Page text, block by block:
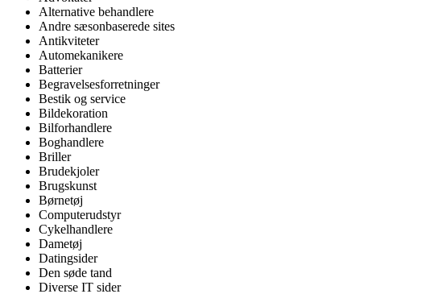
Alternative behandlere
Andre sæsonbaserede sites
Antikviteter
Automekanikere
Batterier
Begravelsesforretninger
Bestik og service
Bildekoration
Bilforhandlere
Boghandlere
Briller
Brudekjoler
Brugskunst
Børnetøj
Computerudstyr
Cykelhandlere
Dametøj
Datingsider
Den søde tand
Diverse IT sider